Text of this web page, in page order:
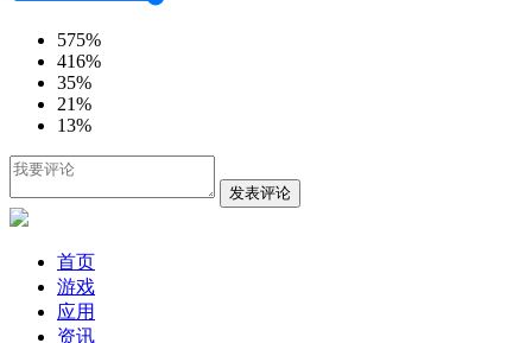
575%
416%
35%
21%
13%
发表评论
首页
游戏
应用
资讯